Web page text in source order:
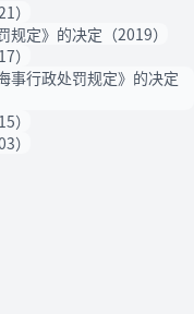
）
定》的决定（2019）
）
事行政处罚规定》的决定
）
）